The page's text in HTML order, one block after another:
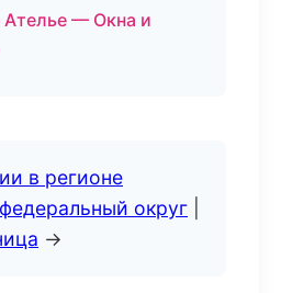
— Окна и
в регионе
округ
→